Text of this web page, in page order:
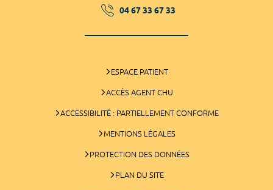
04 67 33 67 33
ESPACE PATIENT
ACCÈS AGENT CHU
ACCESSIBILITÉ : PARTIELLEMENT CONFORME
MENTIONS LÉGALES
PROTECTION DES DONNÉES
PLAN DU SITE